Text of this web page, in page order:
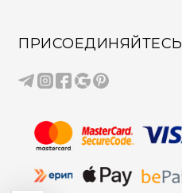
ПРИСОЕДИНЯЙТЕСЬ